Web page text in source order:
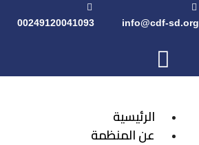
info@cdf-sd.org
00249120041093
الرئيسية
عن المنظمة